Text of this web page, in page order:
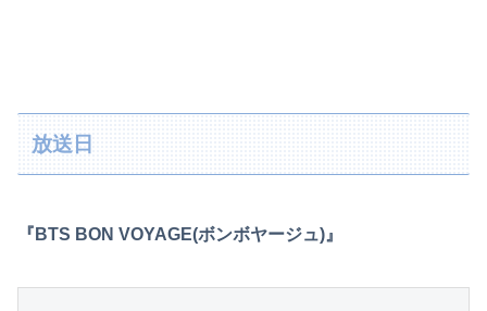
放送日
『BTS BON VOYAGE(ボンボヤージュ)』